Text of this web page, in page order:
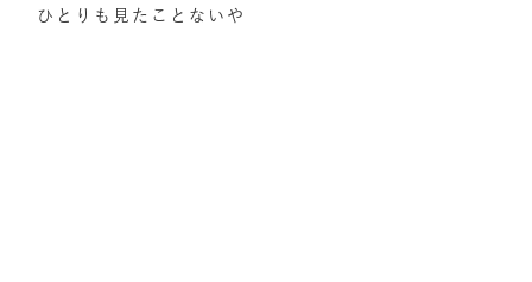
ひとりも見たことないや